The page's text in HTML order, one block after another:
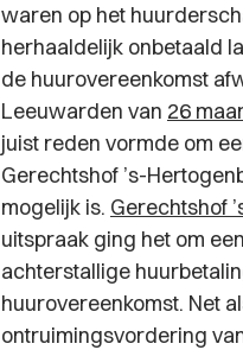
waren op het
herhaaldelijk onbetaald
de huurovereenkomst
Leeuwarden van 26
juist reden vormde om
Gerechtshof ’s-
mogelijk is. Gerechtshof
uitspraak ging het om
achterstallige
huurovereenkomst. Net
ontruimingsvordering